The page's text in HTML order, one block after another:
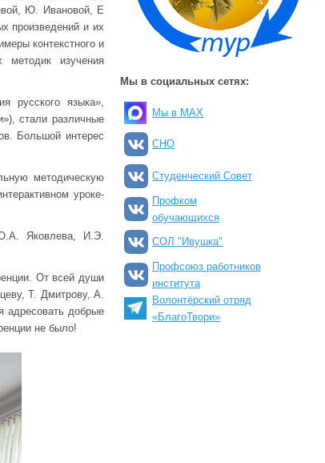
Ю. Ивановой, Е
произведений и их
контекстного и
методик изучения
русского языка»,
стали различные
Большой интерес
методическую
уроке-
Яковлева, И.Э.
От всей души
Т. Дмитрову, А.
адресовать добрые
не было!
Мы в социальных сетях:
Мы в MAX
СНО
Студенческий Совет
Профком
обучающихся
СОЛ "Ивушка"
Профсоюз работников
института
Волонтёрский отряд
«БлагоТвори»